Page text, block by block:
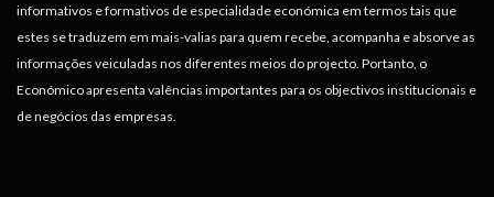
informativos e formativos de especialidade económica em termos tais que
estes se traduzem em mais-valias para quem recebe, acompanha e absorve as
informações veiculadas nos diferentes meios do projecto. Portanto, o
Económico apresenta valências importantes para os objectivos institucionais e
de negócios das empresas.